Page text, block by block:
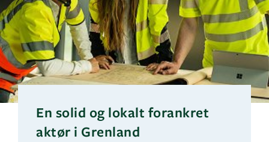
En solid og lokalt forankret
aktør i Grenland